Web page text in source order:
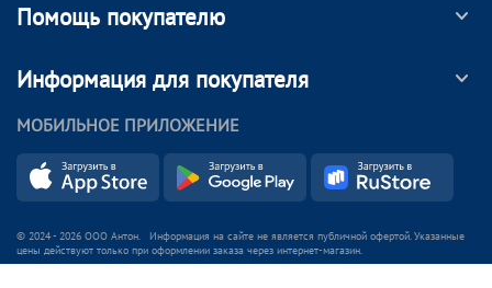
Помощь покупателю
Информация для покупателя
МОБИЛЬНОЕ ПРИЛОЖЕНИЕ
© 2024 - 2026 ООО Антон. Информация на сайте не является публичной офертой. Указанные
цены действуют только при оформлении заказа через интернет-магазин.